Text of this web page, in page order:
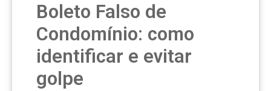
Boleto Falso de
Condomínio: como
identificar e evitar
golpe